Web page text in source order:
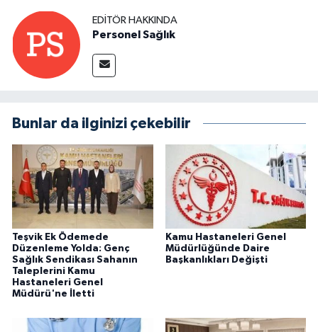
EDITÖR HAKKINDA
Personel Sağlık
Bunlar da ilginizi çekebilir
Teşvik Ek Ödemede
Düzenleme Yolda: Genç
Sağlık Sendikası Sahanın
Taleplerini Kamu
Hastaneleri Genel
Müdürü'ne İletti
Kamu Hastaneleri Genel
Müdürlüğünde Daire
Başkanlıkları Değişti